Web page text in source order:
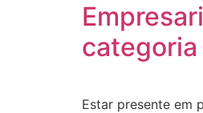
categoria
Estar presente em